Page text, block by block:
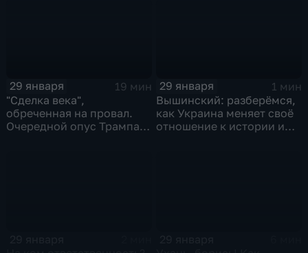
29 января
19 мин
"Сделка века",
обреченная на провал.
Очередной опус Трампа.
29 января
1 мин
Вышинский: разберёмся,
как Украина меняет своё
отношение к истории и